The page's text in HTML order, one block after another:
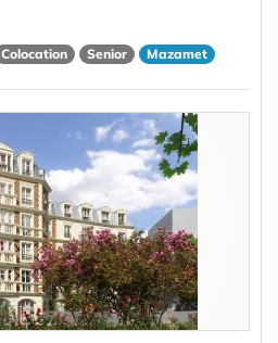
Colocation Senior Mazamet